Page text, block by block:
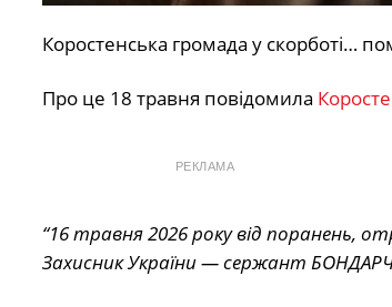
Коростенська громада у скорботі…
Про це 18 травня повідомила
РЕКЛАМА
“16 травня 2026 року від поранень,
Захисник України — сержант